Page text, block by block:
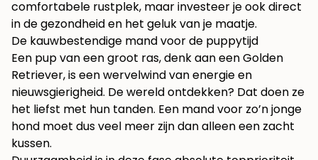
comfortabele rustplek, maar investeer je ook direct
in de gezondheid en het geluk van je maatje.
De kauwbestendige mand voor de puppytijd
Een pup van een groot ras, denk aan een Golden
Retriever, is een wervelwind van energie en
nieuwsgierigheid. De wereld ontdekken? Dat doen ze
het liefst met hun tanden. Een mand voor zo’n jonge
hond moet dus veel meer zijn dan alleen een zacht
kussen.